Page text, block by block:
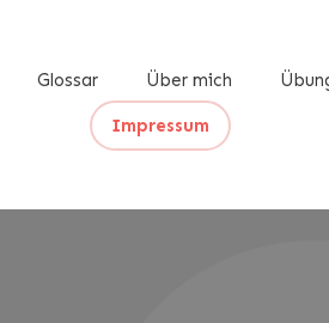
Glossar Über mich
Impressum